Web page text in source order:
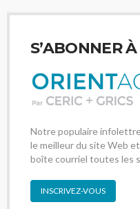
S’ABONNER À
Notre populaire
le meilleur du site Web
boîte courriel toutes les
INSCRIVEZ-VOUS